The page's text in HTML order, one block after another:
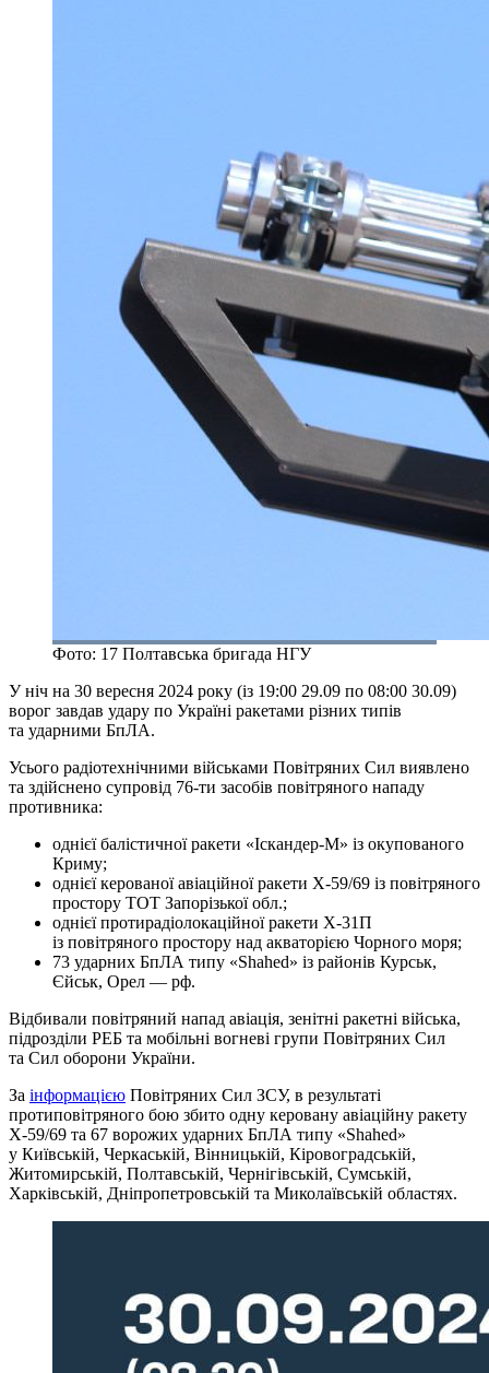
Фото: 17 Полтавська бригада НГУ
У ніч на 30 вересня 2024 року (із 19:00 29.09 по 08:00 30.09)
ворог завдав удару по Україні ракетами різних типів
та ударними БпЛА.
Усього радіотехнічними військами Повітряних Сил виявлено
та здійснено супровід 76-ти засобів повітряного нападу
противника:
однієї балістичної ракети «Іскандер-М» із окупованого
Криму;
однієї керованої авіаційної ракети Х-59/69 із повітряного
простору ТОТ Запорізької обл.;
однієї протирадіолокаційної ракети Х-31П
із повітряного простору над акваторією Чорного моря;
73 ударних БпЛА типу «Shahed» із районів Курськ,
Єйськ, Орел — рф.
Відбивали повітряний напад авіація, зенітні ракетні війська,
підрозділи РЕБ та мобільні вогневі групи Повітряних Сил
та Сил оборони України.
За інформацією Повітряних Сил ЗСУ, в результаті
протиповітряного бою збито одну керовану авіаційну ракету
Х-59/69 та 67 ворожих ударних БпЛА типу «Shahed»
у Київській, Черкаській, Вінницькій, Кіровоградській,
Житомирській, Полтавській, Чернігівській, Сумській,
Харківській, Дніпропетровській та Миколаївській областях.